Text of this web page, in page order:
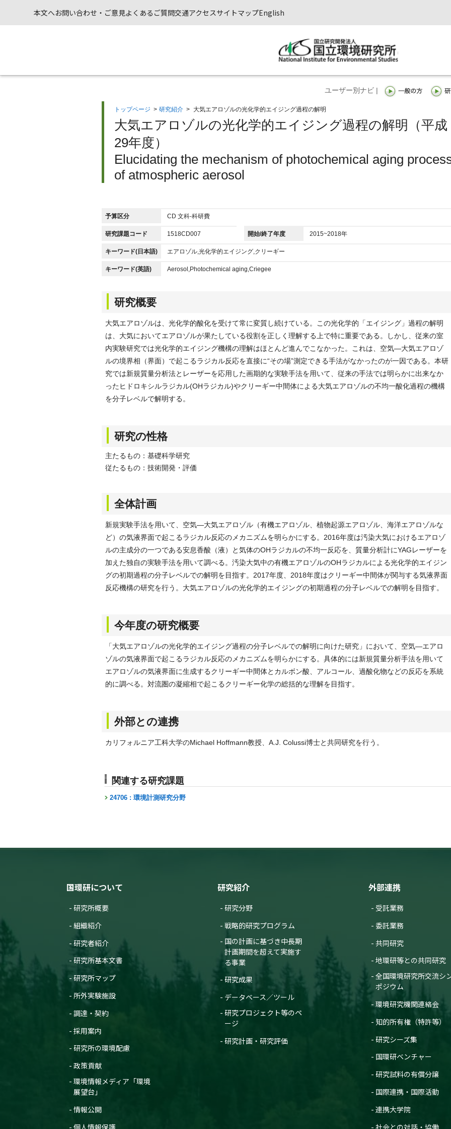
本文へお問い合わせ・ご意見よくあるご質問交通アクセスサイトマップEnglish
ユーザー別ナビ |
トップページ > 研究紹介 > 大気エアロゾルの光化学的エイジング過程の解明
大気エアロゾルの光化学的エイジング過程の解明（平成
29年度）
Elucidating the mechanism of photochemical aging
of atmospheric aerosol
予算区分 CD 文科-科研費
研究課題コード 1518CD007 開始/終了年度 2015~2018年
キーワード(日本語) エアロゾル,光化学的エイジング,クリーギー
キーワード(英語) Aerosol,Photochemical aging,Criegee
研究概要
大気エアロゾルは、光化学的酸化を受けて常に変質し続けている。この光化学的「エイジング」過程の解明
は、大気においてエアロゾルが果たしている役割を正しく理解する上で特に重要である。しかし、従来の室
内実験研究では光化学的エイジング機構の理解はほとんど進んでこなかった。これは、空気—大気エアロゾ
ルの境界相（界面）で起こるラジカル反応を直接に“その場”測定できる手法がなかったのが一因である。本研
究では新規質量分析法とレーザーを応用した画期的な実験手法を用いて、従来の手法では明らかに出来なか
ったヒドロキシルラジカル(OHラジカル)やクリーギー中間体による大気エアロゾルの不均一酸化過程の機構
を分子レベルで解明する。
研究の性格
主たるもの：基礎科学研究
従たるもの：技術開発・評価
全体計画
新規実験手法を用いて、空気—大気エアロゾル（有機エアロゾル、植物起源エアロゾル、海洋エアロゾルな
ど）の気液界面で起こるラジカル反応のメカニズムを明らかにする。2016年度は汚染大気におけるエアロゾ
ルの主成分の一つである安息香酸（液）と気体のOHラジカルの不均一反応を、質量分析計にYAGレーザーを
加えた独自の実験手法を用いて調べる。汚染大気中の有機エアロゾルのOHラジカルによる光化学的エイジン
グの初期過程の分子レベルでの解明を目指す。2017年度、2018年度はクリーギー中間体が関与する気液界面
反応機構の研究を行う。大気エアロゾルの光化学的エイジングの初期過程の分子レベルでの解明を目指す。
今年度の研究概要
「大気エアロゾルの光化学的エイジング過程の分子レベルでの解明に向けた研究」において、空気—エアロ
ゾルの気液界面で起こるラジカル反応のメカニズムを明らかにする。具体的には新規質量分析手法を用いて
エアロゾルの気液界面に生成するクリーギー中間体とカルボン酸、アルコール、過酸化物などの反応を系統
的に調べる。対流圏の凝縮相で起こるクリーギー化学の総括的な理解を目指す。
外部との連携
カリフォルニア工科大学のMichael Hoffmann教授、A.J. Colussi博士と共同研究を行う。
関連する研究課題
24706 : 環境計測研究分野
国環研について
研究所概要
組織紹介
研究者紹介
研究所基本文書
研究所マップ
所外実験施設
調達・契約
採用案内
研究所の環境配慮
政策貢献
環境情報メディア「環境
展望台」
情報公開
個人情報保護
研究紹介
研究分野
戦略的研究プログラム
国の計画に基づき中長期
計画期間を超えて実施す
る事業
研究成果
データベース／ツール
研究プロジェクト等のペ
ージ
研究計画・研究評価
外部連携
受託業務
委託業務
共同研究
地環研等との共同研究
全国環境研究所交流シ
ポジウム
環境研究機関連絡会
知的所有権（特許等）
研究シーズ集
国環研ベンチャー
研究試料の有償分譲
国際連携・国際活動
連携大学院
社会との対話・協働